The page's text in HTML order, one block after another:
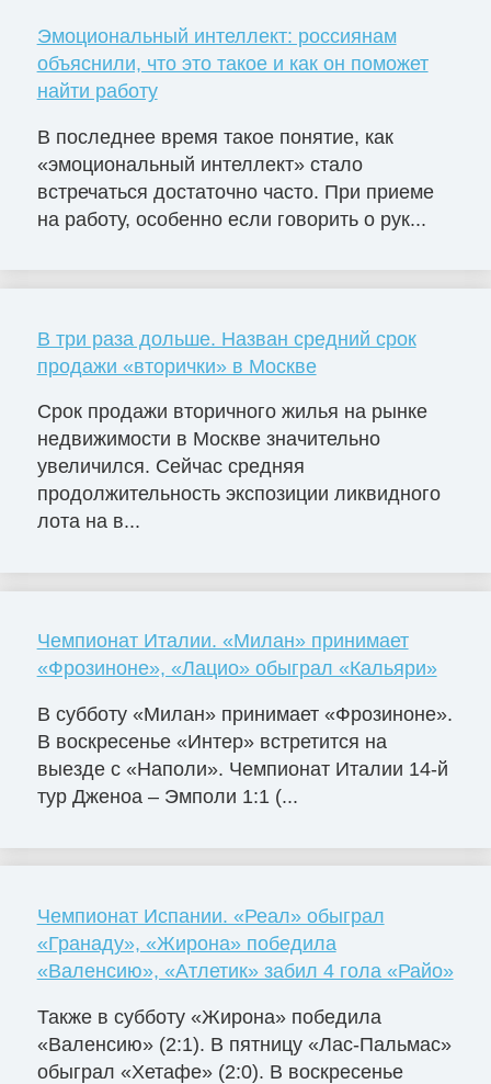
Эмоциональный интеллект: россиянам
объяснили, что это такое и как он поможет
найти работу
В последнее время такое понятие, как
«эмоциональный интеллект» стало
встречаться достаточно часто. При приеме
на работу, особенно если говорить о рук...
В три раза дольше. Назван средний срок
продажи «вторички» в Москве
Срок продажи вторичного жилья на рынке
недвижимости в Москве значительно
увеличился. Сейчас средняя
продолжительность экспозиции ликвидного
лота на в...
Чемпионат Италии. «Милан» принимает
«Фрозиноне», «Лацио» обыграл «Кальяри»
В субботу «Милан» принимает «Фрозиноне».
В воскресенье «Интер» встретится на
выезде с «Наполи». Чемпионат Италии 14-й
тур Дженоа – Эмполи 1:1 (...
Чемпионат Испании. «Реал» обыграл
«Гранаду», «Жирона» победила
«Валенсию», «Атлетик» забил 4 гола «Райо»
Также в субботу «Жирона» победила
«Валенсию» (2:1). В пятницу «Лас-Пальмас»
обыграл «Хетафе» (2:0). В воскресенье